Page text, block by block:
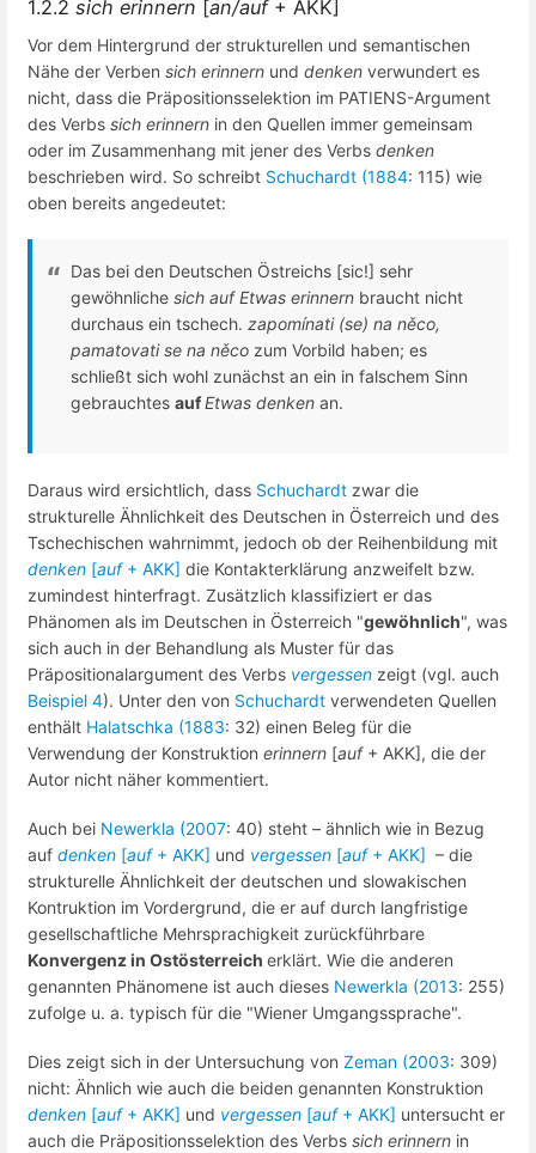
1.2.2 sich erinnern [an/auf+ AKK]
Vor dem Hintergrund der strukturellen und semantischen
Nähe der Verben sich erinnern und denken verwundert es
nicht, dass die Präpositionsselektion im PATIENS-Argument
des Verbs sich erinnern in den Quellen immer gemeinsam
oder im Zusammenhang mit jener des Verbs denken
beschrieben wird. So schreibt Schuchardt (1884: 115) wie
oben bereits angedeutet:
Das bei den Deutschen Östreichs [sic!] sehr
gewöhnliche sich auf Etwas erinnern braucht nicht
durchaus ein tschech. zapomínati (se) na něco,
pamatovati se na něco zum Vorbild haben; es
schließt sich wohl zunächst an ein in falschem Sinn
gebrauchtes aufEtwas denken an.
Daraus wird ersichtlich, dass Schuchardt zwar die
strukturelle Ähnlichkeit des Deutschen in Österreich und des
Tschechischen wahrnimmt, jedoch ob der Reihenbildung mit
denken [auf+ AKK] die Kontakterklärung anzweifelt bzw.
zumindest hinterfragt. Zusätzlich klassifiziert er das
Phänomen als im Deutschen in Österreich "gewöhnlich", was
sich auch in der Behandlung als Muster für das
Präpositionalargument des Verbs vergessen zeigt (vgl. auch
Beispiel 4). Unter den von Schuchardt verwendeten Quellen
enthält Halatschka (1883: 32) einen Beleg für die
Verwendung der Konstruktion erinnern [auf+ AKK], die der
Autor nicht näher kommentiert.
Auch bei Newerkla (2007: 40) steht – ähnlich wie in Bezug
auf denken [auf+ AKK] und vergessen [auf+ AKK] – die
strukturelle Ähnlichkeit der deutschen und slowakischen
Kontruktion im Vordergrund, die er auf durch langfristige
gesellschaftliche Mehrsprachigkeit zurückführbare
Konvergenz in Ostösterreich erklärt. Wie die anderen
genannten Phänomene ist auch dieses Newerkla (2013: 255)
zufolge u. a. typisch für die "Wiener Umgangssprache".
Dies zeigt sich in der Untersuchung von Zeman (2003: 309)
nicht: Ähnlich wie auch die beiden genannten Konstruktion
denken [auf+ AKK] und vergessen [auf+ AKK] untersucht er
auch die Präpositionsselektion des Verbs sich erinnern in